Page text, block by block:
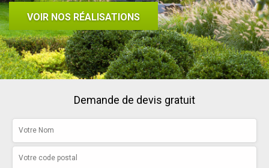
VOIR NOS RÉALISATIONS
Demande de devis gratuit